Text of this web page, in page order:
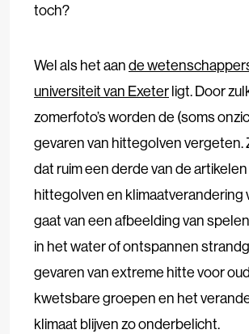
toch?
Wel als het aande
universiteit van Exeterligt. Door
zomerfoto’s worden de (soms
gevaren van hittegolven vergeten.
dat ruim een derde van de
hittegolven en klimaatverandering
gaat van een afbeelding van
in het water of ontspannen
gevaren van extreme hitte voor
kwetsbare groepen en het
klimaat blijven zo onderbelicht.